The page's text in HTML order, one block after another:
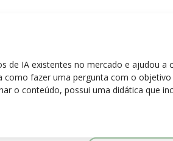
de IA existentes no mercado e ajudou
fazer uma pergunta com o
o conteúdo, possui uma didática que